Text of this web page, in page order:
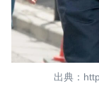
出典：